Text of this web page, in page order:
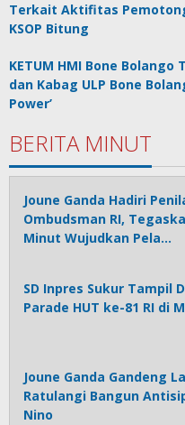
Terkait Aktifitas
KSOP Bitung
KETUM HMI Bone
dan Kabag ULP Bone
Power’
BERITA MINUT
Joune Ganda Hadiri
Ombudsman RI,
Minut Wujudkan Pela…
SD Inpres Sukur Tampil
Parade HUT ke-81 RI di
Joune Ganda Gandeng
Ratulangi Bangun
Nino